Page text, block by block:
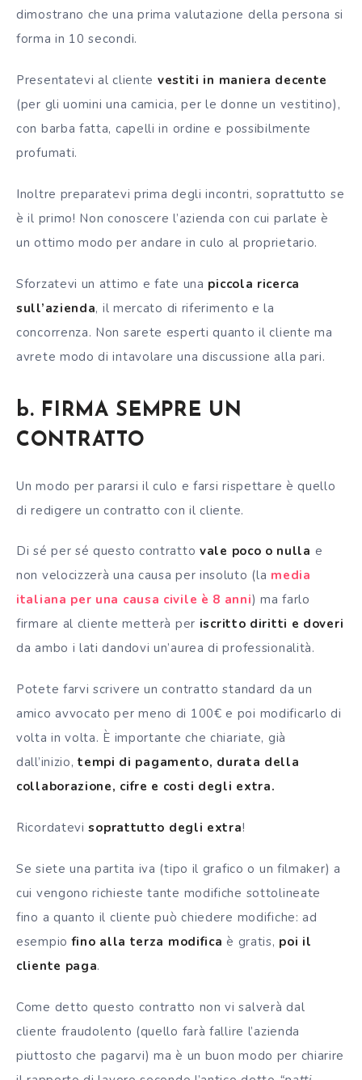
dimostrano che una prima valutazione della persona si
forma in 10 secondi.
Presentatevi al cliente vestiti in maniera decente
(per gli uomini una camicia, per le donne un vestitino),
con barba fatta, capelli in ordine e possibilmente
profumati.
Inoltre preparatevi prima degli incontri, soprattutto se
è il primo! Non conoscere l’azienda con cui parlate è
un ottimo modo per andare in culo al proprietario.
Sforzatevi un attimo e fate una piccola ricerca
sull’azienda, il mercato di riferimento e la
concorrenza. Non sarete esperti quanto il cliente ma
avrete modo di intavolare una discussione alla pari.
b. FIRMA SEMPRE UN
CONTRATTO
Un modo per pararsi il culo e farsi rispettare è quello
di redigere un contratto con il cliente.
Di sé per sé questo contratto vale poco o nulla e
non velocizzerà una causa per insoluto (la media
italiana per una causa civile è 8 anni) ma farlo
firmare al cliente metterà per iscritto diritti e doveri
da ambo i lati dandovi un’aurea di professionalità.
Potete farvi scrivere un contratto standard da un
amico avvocato per meno di 100€ e poi modificarlo di
volta in volta. È importante che chiariate, già
dall’inizio,tempi di pagamento, durata della
collaborazione, cifre e costi degli extra.
Ricordatevisoprattutto degli extra!
Se siete una partita iva (tipo il grafico o un filmaker) a
cui vengono richieste tante modifiche sottolineate
fino a quanto il cliente può chiedere modifiche: ad
esempiofino alla terza modifica è gratis, poi il
cliente paga.
Come detto questo contratto non vi salverà dal
cliente fraudolento (quello farà fallire l’azienda
piuttosto che pagarvi) ma è un buon modo per chiarire